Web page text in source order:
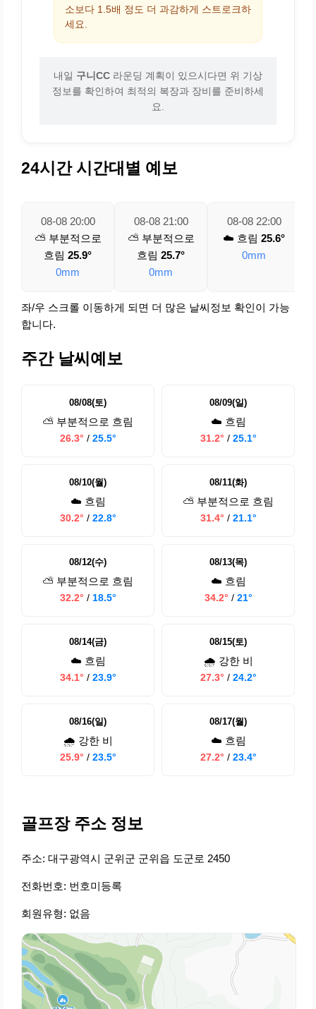
소보다 1.5배 정도 더 과감하게 스트로크하
세요.
내일 구니CC 라운딩 계획이 있으시다면 위 기상
정보를 확인하여 최적의 복장과 장비를 준비하세
요.
24시간 시간대별 예보
08-08 20:00
⛅ 부분적으로
흐림 25.9°
0mm
08-08 21:00
⛅ 부분적으로
흐림 25.7°
0mm
08-08 22:00
☁️ 흐림 25.6°
0mm
좌/우 스크롤 이동하게 되면 더 많은 날씨정보 확인이 가능
합니다.
주간 날씨예보
08/08(토)
⛅ 부분적으로 흐림
26.3° / 25.5°
08/09(일)
☁️ 흐림
31.2° / 25.1°
08/10(월)
☁️ 흐림
30.2° / 22.8°
08/11(화)
⛅ 부분적으로 흐림
31.4° / 21.1°
08/12(수)
⛅ 부분적으로 흐림
32.2° / 18.5°
08/13(목)
☁️ 흐림
34.2° / 21°
08/14(금)
☁️ 흐림
34.1° / 23.9°
08/15(토)
🌧️ 강한 비
27.3° / 24.2°
08/16(일)
🌧️ 강한 비
25.9° / 23.5°
08/17(월)
☁️ 흐림
27.2° / 23.4°
골프장 주소 정보
주소: 대구광역시 군위군 군위읍 도군로 2450
전화번호: 번호미등록
회원유형: 없음